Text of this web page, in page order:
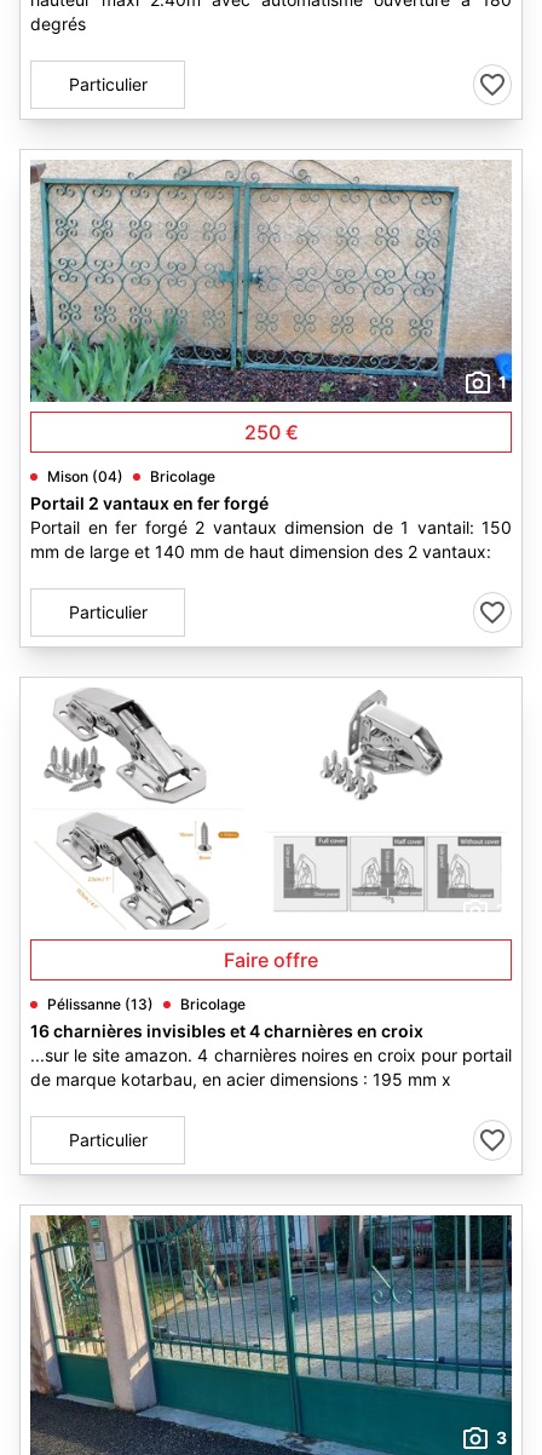
degrés
Particulier
1
250 €
Mison (04) Bricolage
Portail 2 vantaux en fer forgé
Portail en fer forgé 2 vantaux dimension de 1 vantail: 150
mm de large et 140 mm de haut dimension des 2 vantaux:
Particulier
2
Faire offre
Pélissanne (13) Bricolage
16 charnières invisibles et 4 charnières en croix
...sur le site amazon. 4 charnières noires en croix pour portail
de marque kotarbau, en acier dimensions : 195 mm x
Particulier
3